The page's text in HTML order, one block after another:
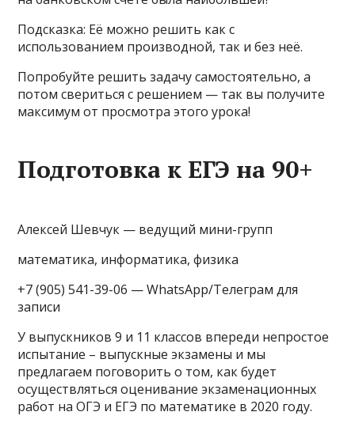
Подсказка: Её можно решить как с
использованием производной, так и без неё.
Попробуйте решить задачу самостоятельно, а
потом свериться с решением — так вы получите
максимум от просмотра этого урока!
Подготовка к ЕГЭ на 90+
Алексей Шевчук — ведущий мини-групп
математика, информатика, физика
+7 (905) 541-39-06 — WhatsApp/Телеграм для
записи
У выпускников 9 и 11 классов впереди непростое
испытание – выпускные экзамены и мы
предлагаем поговорить о том, как будет
осуществляться оценивание экзаменационных
работ на ОГЭ и ЕГЭ по математике в 2020 году.